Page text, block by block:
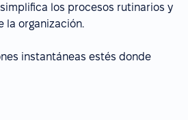
los procesos rutinarios y
la organización.